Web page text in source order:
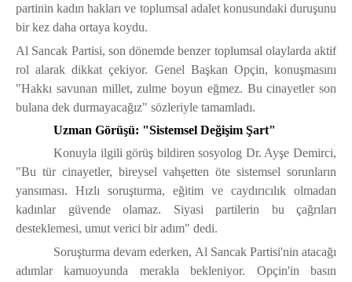
partinin kadın hakları ve toplumsal adalet konusundaki duruşunu
bir kez daha ortaya koydu.
Al Sancak Partisi, son dönemde benzer toplumsal olaylarda aktif
rol alarak dikkat çekiyor. Genel Başkan Opçin, konuşmasını
"Hakkı savunan millet, zulme boyun eğmez. Bu cinayetler son
bulana dek durmayacağız" sözleriyle tamamladı.
Uzman Görüşü: "Sistemsel Değişim Şart"
Konuyla ilgili görüş bildiren sosyolog Dr. Ayşe Demirci,
"Bu tür cinayetler, bireysel vahşetten öte sistemsel sorunların
yansıması. Hızlı soruşturma, eğitim ve caydırıcılık olmadan
kadınlar güvende olamaz. Siyasi partilerin bu çağrıları
desteklemesi, umut verici bir adım" dedi.
Soruşturma devam ederken, Al Sancak Partisi'nin atacağı
adımlar kamuoyunda merakla bekleniyor. Opçin'in basın